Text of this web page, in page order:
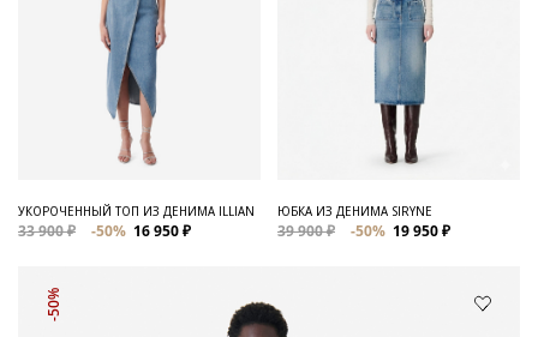
УКОРОЧЕННЫЙ ТОП ИЗ ДЕНИМА ILLIAN
33 900 ₽ -50% 16 950 ₽
ЮБКА ИЗ ДЕНИМА SIRYNE
39 900 ₽ -50% 19 950 ₽
-50%